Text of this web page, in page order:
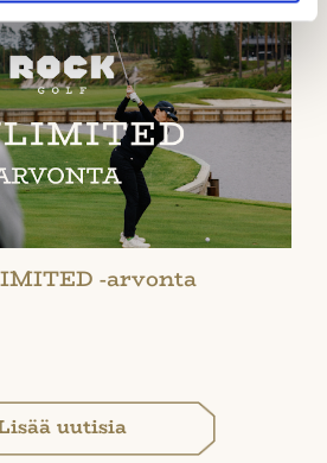
-arvonta
uutisia